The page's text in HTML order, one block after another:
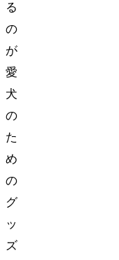
る
の
が
愛
犬
の
た
め
の
グ
ッ
ズ